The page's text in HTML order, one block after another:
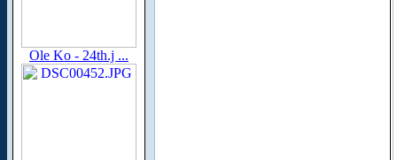
Ole Ko - 24th.j ...